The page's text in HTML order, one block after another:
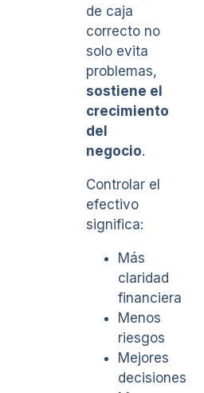
de caja
correcto no
solo evita
problemas,
sostiene el
crecimiento
del
negocio.
Controlar el
efectivo
significa:
Más
claridad
financiera
Menos
riesgos
Mejores
decisiones